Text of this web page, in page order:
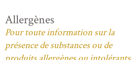
Allergènes
Pour toute information sur la
présence de substances ou de